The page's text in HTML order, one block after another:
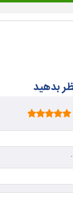
بدهید